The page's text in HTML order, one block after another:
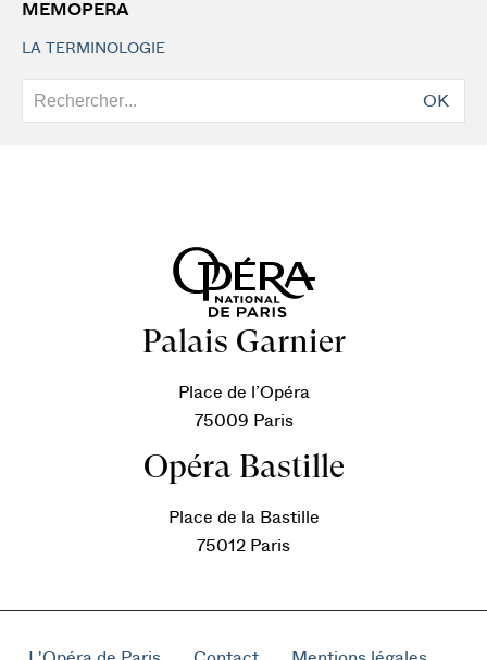
MEMOPERA
LA TERMINOLOGIE
OK
Palais Garnier
Place de l’Opéra
75009 Paris
Opéra Bastille
Place de la Bastille
75012 Paris